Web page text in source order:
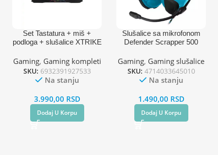
Set Tastatura + miš +
podloga + slušalice XTRIKE
Gaming, Gaming kompleti
SKU: 6932391927533
Na stanju
3.990,00 RSD
Dodaj U Korpu
Slušalice sa mikrofonom
Defender Scrapper 500
Gaming, Gaming slušalice
SKU: 4714033645010
Na stanju
1.490,00 RSD
Dodaj U Korpu